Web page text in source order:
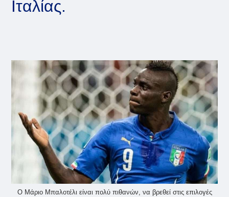
Ιταλίας.
Ο Μάριο Μπαλοτέλι είναι πολύ πιθανών, να βρεθεί στις επιλογές